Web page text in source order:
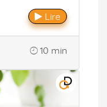
Lire
10 min